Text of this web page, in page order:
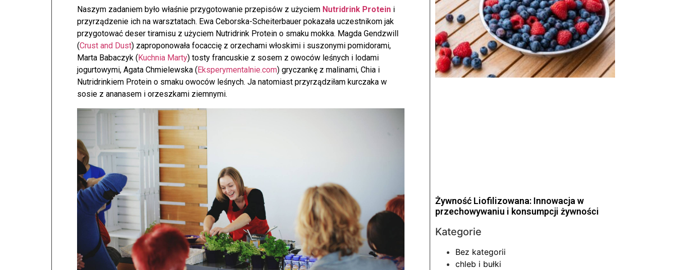
Naszym zadaniem było właśnie przygotowanie przepisów z użyciem Nutridrink Protein i
przyrządzenie ich na warsztatach. Ewa Ceborska-Scheiterbauer pokazała uczestnikom jak
przygotować deser tiramisu z użyciem Nutridrink Protein o smaku mokka. Magda Gendzwill
(Crust and Dust) zaproponowała focaccię z orzechami włoskimi i suszonymi pomidorami,
Marta Babaczyk (Kuchnia Marty) tosty francuskie z sosem z owoców leśnych i lodami
jogurtowymi, Agata Chmielewska (Eksperymentalnie.com) gryczankę z malinami, Chia i
Nutridrinkiem Protein o smaku owoców leśnych. Ja natomiast przyrządziłam kurczaka w
sosie z ananasem i orzeszkami ziemnymi.
Żywność Liofilizowana: Innowacja w
przechowywaniu i konsumpcji żywności
Kategorie
Bez kategorii
chleb i bułki